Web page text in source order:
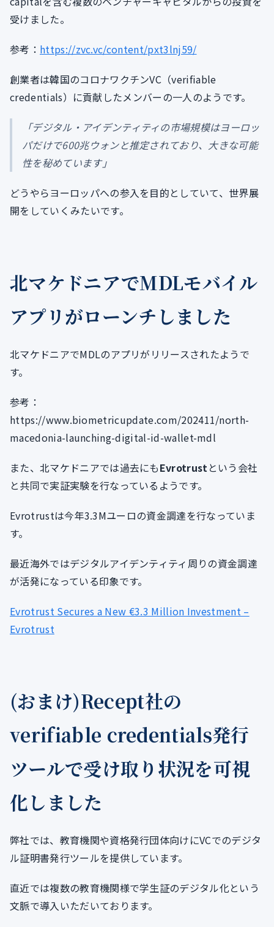
受けました。
参考： https://zvc.vc/content/pxt3lnj59/
創業者は韓国のコロナワクチンVC（verifiable
credentials）に貢献したメンバーの一人のようです。
「デジタル・アイデンティティの市場規模はヨーロッ
パだけで600兆ウォンと推定されており、大きな可能
性を秘めています」
どうやらヨーロッパへの参入を目的としていて、世界展
開をしていくみたいです。
北マケドニアでMDLモバイル
アプリがローンチしました
北マケドニアでMDLのアプリがリリースされたようで
す。
参考：
https://www.biometricupdate.com/202411/north-
macedonia-launching-digital-id-wallet-mdl
また、北マケドニアでは過去にもEvrotrustという会社
と共同で実証実験を行なっているようです。
Evrotrustは今年3.3Mユーロの資金調達を行なっていま
す。
最近海外ではデジタルアイデンティティ周りの資金調達
が活発になっている印象です。
Evrotrust Secures a New €3.3 Million Investment –
Evrotrust
(おまけ)Recept社の
verifiable credentials発行
ツールで受け取り状況を可視
化しました
弊社では、教育機関や資格発行団体向けにVCでのデジタ
ル証明書発行ツールを提供しています。
直近では複数の教育機関様で学生証のデジタル化という
文脈で導入いただいております。